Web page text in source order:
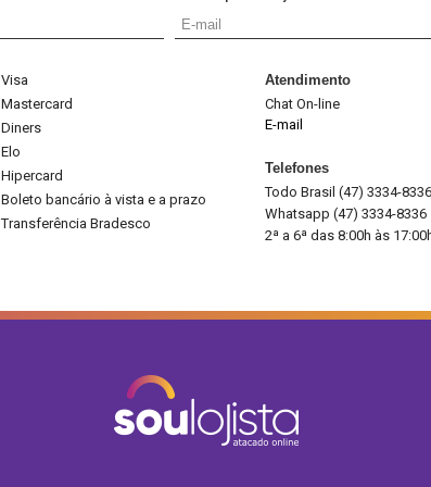
Visa
Mastercard
Diners
Elo
Hipercard
Boleto bancário à vista e a prazo
Transferência Bradesco
Atendimento
Chat On-line
E-mail
Telefones
Todo Brasil (47) 3334-8336
Whatsapp (47) 3334-8336
2ª a 6ª das 8:00h às